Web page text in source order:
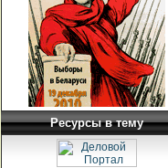
Ресурсы в тему